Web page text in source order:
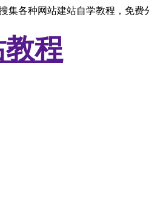
集各种网站建站自学教程，免